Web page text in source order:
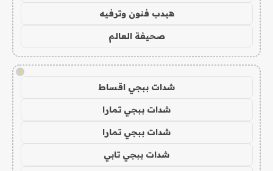
هيدب فنون وترفيه
صحيفة العالم
!
شدات ببجي اقساط
شدات ببجي تمارا
شدات ببجي تمارا
شدات ببجي تابي